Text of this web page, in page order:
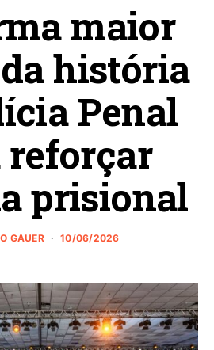
maior
história
Penal
reforçar
prisional
GAUER 10/06/2026